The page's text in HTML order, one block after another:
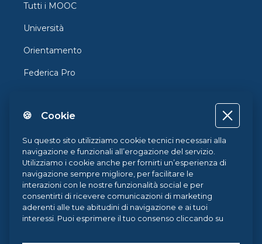
Tutti i MOOC
Università
Orientamento
Federica Pro
Federica Coursera
Accessibilità
Privacy
Termini e Condizioni
Cookie Policy
🍪 Cookie
Su questo sito utilizziamo cookie tecnici necessari alla
navigazione e funzionali all’erogazione del servizio.
Utilizziamo i cookie anche per fornirti un’esperienza di
navigazione sempre migliore, per facilitare le
interazioni con le nostre funzionalità social e per
consentirti di ricevere comunicazioni di marketing
aderenti alle tue abitudini di navigazione e ai tuoi
interessi. Puoi esprimere il tuo consenso cliccando su